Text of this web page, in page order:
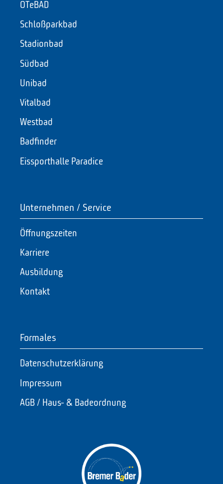
OTeBAD
Schloßparkbad
Stadionbad
Südbad
Unibad
Vitalbad
Westbad
Badfinder
Eissporthalle Paradice
Unternehmen / Service
Öffnungszeiten
Karriere
Ausbildung
Kontakt
Formales
Datenschutzerklärung
Impressum
AGB / Haus- & Badeordnung